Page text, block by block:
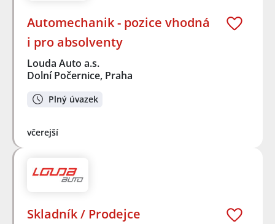
Automechanik - pozice vhodná
i pro absolventy
Louda Auto a.s.
Dolní Počernice, Praha
Plný úvazek
včerejší
Skladník / Prodejce